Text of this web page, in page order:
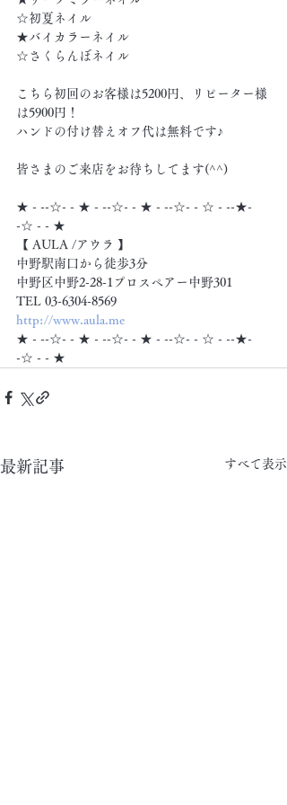
☆初夏ネイル
★バイカラーネイル
☆さくらんぼネイル
こちら初回のお客様は5200円、リピーター様
は5900円！
ハンドの付け替えオフ代は無料です♪
皆さまのご来店をお待ちしてます(^^)
★ - --☆- - ★ - --☆- - ★ - --☆- - ☆ - --★-
-☆ - - ★
【 AULA /アウラ 】
中野駅南口から徒歩3分
中野区中野2-28-1プロスペアー中野301
TEL 03-6304-8569
http://www.aula.me
★ - --☆- - ★ - --☆- - ★ - --☆- - ☆ - --★-
-☆ - - ★
最新記事 すべて表示